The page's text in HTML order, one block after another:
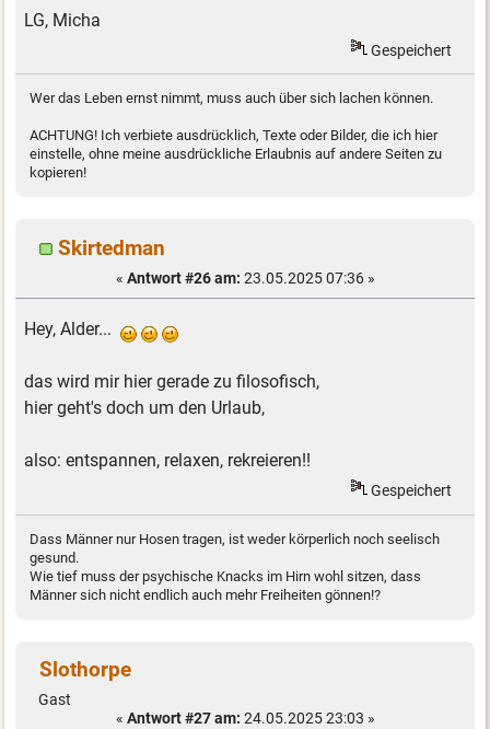
LG, Micha
Gespeichert
Wer das Leben ernst nimmt, muss auch über sich lachen können.
ACHTUNG! Ich verbiete ausdrücklich, Texte oder Bilder, die ich hier
einstelle, ohne meine ausdrückliche Erlaubnis auf andere Seiten zu
kopieren!
Skirtedman
« Antwort #26 am: 23.05.2025 07:36 »
Hey, Alder...
das wird mir hier gerade zu filosofisch,
hier geht's doch um den Urlaub,
also: entspannen, relaxen, rekreieren!!
Gespeichert
Dass Männer nur Hosen tragen, ist weder körperlich noch seelisch
gesund.
Wie tief muss der psychische Knacks im Hirn wohl sitzen, dass
Männer sich nicht endlich auch mehr Freiheiten gönnen!?
Slothorpe
Gast
« Antwort #27 am: 24.05.2025 23:03 »